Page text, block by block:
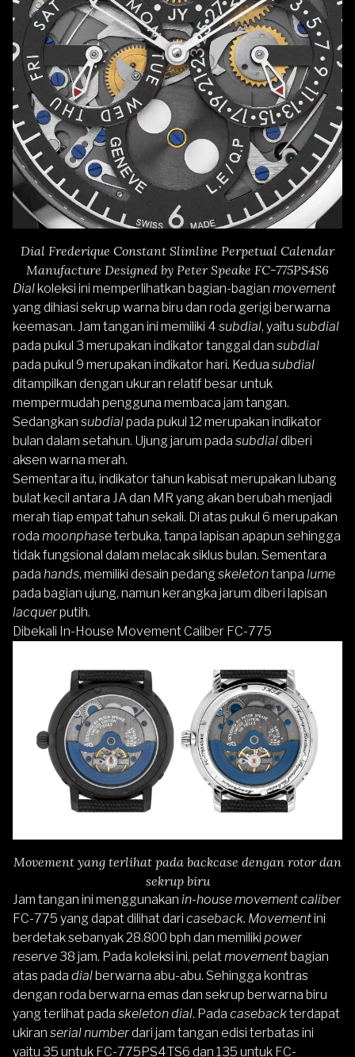
Dial Frederique Constant Slimline Perpetual Calendar
Manufacture Designed by Peter Speake FC-775PS4S6
Dialkoleksi ini memperlihatkan bagian-bagian movement
yang dihiasi sekrup warna biru dan roda gerigi berwarna
keemasan. Jam tangan ini memiliki 4 subdial, yaitu subdial
pada pukul 3 merupakan indikator tanggal dan subdial
pada pukul 9 merupakan indikator hari. Kedua subdial
ditampilkan dengan ukuran relatif besar untuk
mempermudah pengguna membaca jam tangan.
Sedangkan subdialpada pukul 12 merupakan indikator
bulan dalam setahun. Ujung jarum pada subdialdiberi
aksen warna merah.
Sementara itu, indikator tahun kabisat merupakan lubang
bulat kecil antara JA dan MR yang akan berubah menjadi
merah tiap empat tahun sekali. Di atas pukul 6 merupakan
roda moonphaseterbuka, tanpa lapisan apapun sehingga
tidak fungsional dalam melacak siklus bulan. Sementara
pada hands, memiliki desain pedang skeletontanpa lume
pada bagian ujung, namun kerangka jarum diberi lapisan
lacquerputih.
Dibekali In-House Movement Caliber FC-775
Movement yang terlihat pada backcase dengan rotor dan
sekrup biru
Jam tangan ini menggunakan in-house movement caliber
FC-775 yang dapat dilihat dari caseback. Movementini
berdetak sebanyak 28.800 bph dan memiliki power
reserve38 jam. Pada koleksi ini, pelatmovementbagian
atas pada dialberwarna abu-abu. Sehingga kontras
dengan roda berwarna emas dan sekrup berwarna biru
yang terlihat pada skeleton dial. Pada casebackterdapat
ukiran serial numberdari jam tangan edisi terbatas ini
yaitu 35 untuk FC-775PS4TS6 dan 135 untuk FC-